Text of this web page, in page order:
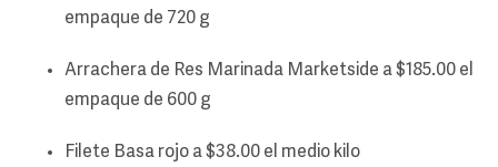
empaque de 720 g
Arrachera de Res Marinada Marketside a $185.00 el
empaque de 600 g
Filete Basa rojo a $38.00 el medio kilo